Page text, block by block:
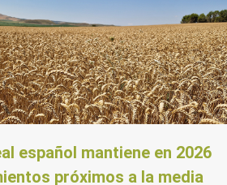
español mantiene en 2026
próximos a la media